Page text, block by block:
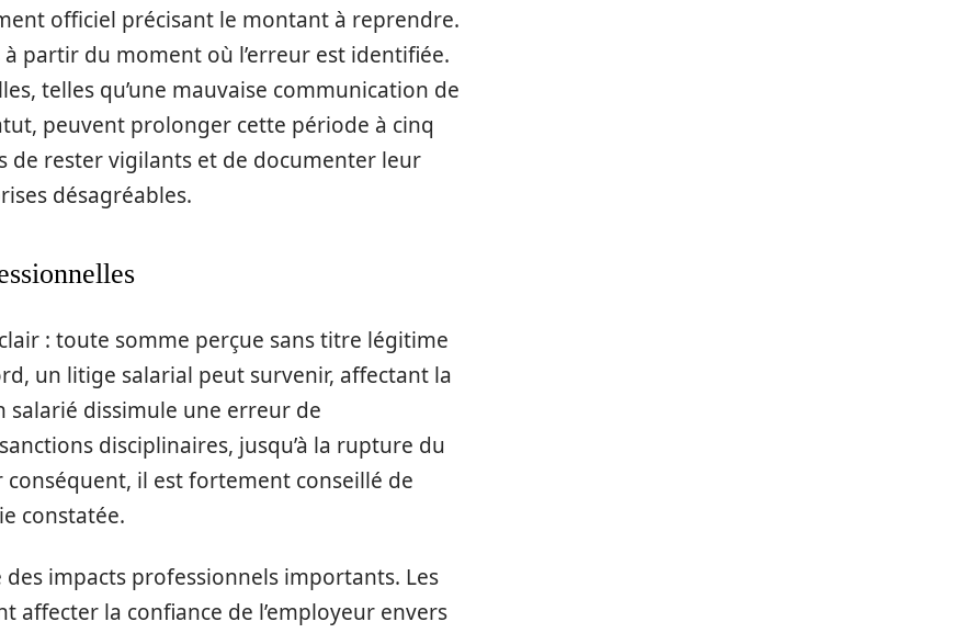
officiel précisant le montant à reprendre.
partir du moment où l’erreur est identifiée.
telles qu’une mauvaise communication de
peuvent prolonger cette période à cinq
de rester vigilants et de documenter leur
désagréables.
: toute somme perçue sans titre légitime
un litige salarial peut survenir, affectant la
salarié dissimule une erreur de
disciplinaires, jusqu’à la rupture du
il est fortement conseillé de
constatée.
des impacts professionnels importants. Les
affecter la confiance de l’employeur envers